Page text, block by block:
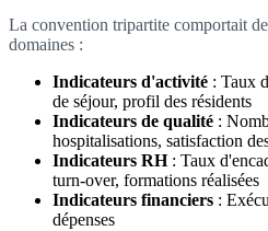
La convention tripartite comportait
domaines :
Indicateurs d'activité : Taux
de séjour, profil des résidents
Indicateurs de qualité :
hospitalisations, satisfaction
Indicateurs RH: Taux
turn-over, formations réalisées
Indicateurs financiers :
dépenses